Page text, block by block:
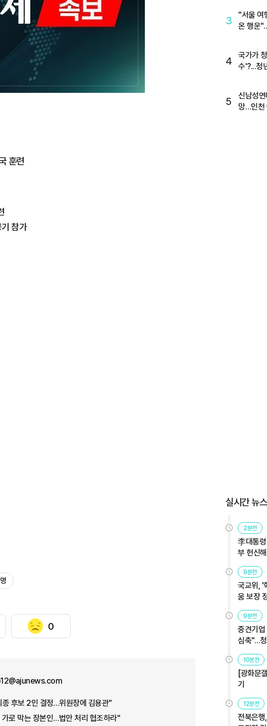
훈련
참가
0
후보 2인 결정…위원장에 김용관"
로 막는 장본인…법안 처리 협조하라"
3
"서울 여
온 행운
4
국가가
수'?...청
5
신남성
망…인천
실시간 뉴스
2분전
李대통
부 헌신
9분전
국교위, '
움 보장
9분전
중견기업
심축"…청
10분전
[광화문
기
12분전
전북은